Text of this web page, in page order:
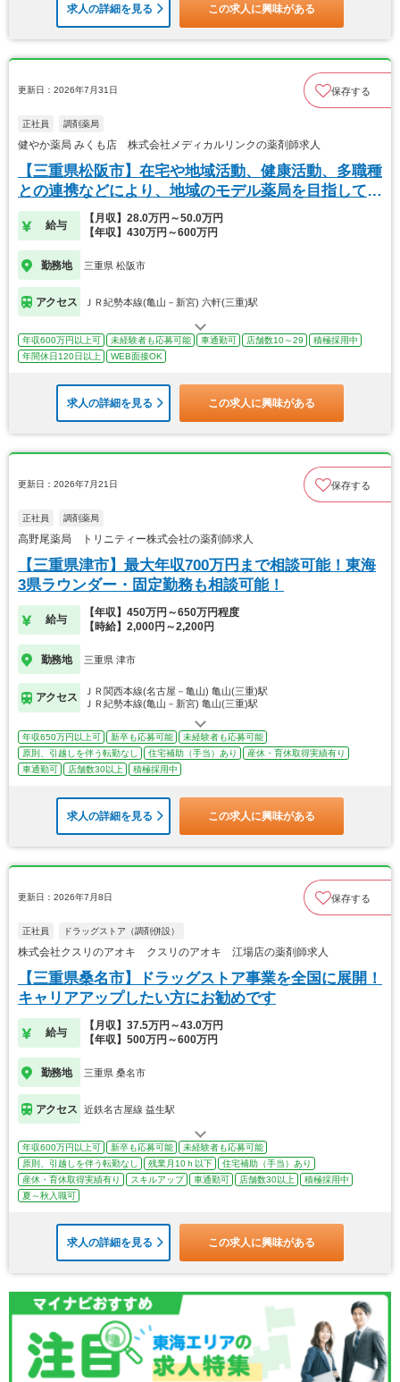
求人の詳細を見る この求人に興味がある
更新日：2026年7月31日 保存する
正社員 調剤薬局
健やか薬局 みくも店 株式会社メディカルリンクの薬剤師求人
【三重県松阪市】在宅や地域活動、健康活動、多職種
との連携などにより、地域のモデル薬局を目指してい
ます
給与
【月収】28.0万円～50.0万円
【年収】430万円～600万円
勤務地 三重県 松阪市
アクセス ＪＲ紀勢本線(亀山－新宮) 六軒(三重)駅
年収600万円以上可 未経験者も応募可能 車通勤可 店舗数10～29
積極採用中
年間休日120日以上
WEB面接OK
求人の詳細を見る この求人に興味がある
更新日：2026年7月21日 保存する
正社員 調剤薬局
高野尾薬局 トリニティー株式会社の薬剤師求人
【三重県津市】最大年収700万円まで相談可能！東海
3県ラウンダー・固定勤務も相談可能！
給与
【年収】450万円～650万円程度
【時給】2,000円～2,200円
勤務地 三重県 津市
アクセス
ＪＲ関西本線(名古屋－亀山) 亀山(三重)駅
ＪＲ紀勢本線(亀山－新宮) 亀山(三重)駅
年収650万円以上可 新卒も応募可能
未経験者も応募可能
原則、引越しを伴う転勤なし
住宅補助（手当）あり
産休・育休取得実績有り
車通勤可
店舗数30以上 積極採用中
求人の詳細を見る この求人に興味がある
更新日：2026年7月8日 保存する
正社員 ドラッグストア（調剤併設）
株式会社クスリのアオキ クスリのアオキ 江場店の薬剤師求人
【三重県桑名市】ドラッグストア事業を全国に展開！
キャリアアップしたい方にお勧めです
給与
【月収】37.5万円～43.0万円
【年収】500万円～600万円
勤務地 三重県 桑名市
アクセス 近鉄名古屋線 益生駅
年収600万円以上可 新卒も応募可能
未経験者も応募可能
原則、引越しを伴う転勤なし
残業月10ｈ以下
住宅補助（手当）あり
産休・育休取得実績有り
スキルアップ 車通勤可 店舗数30以上
積極採用中
夏～秋入職可
求人の詳細を見る この求人に興味がある